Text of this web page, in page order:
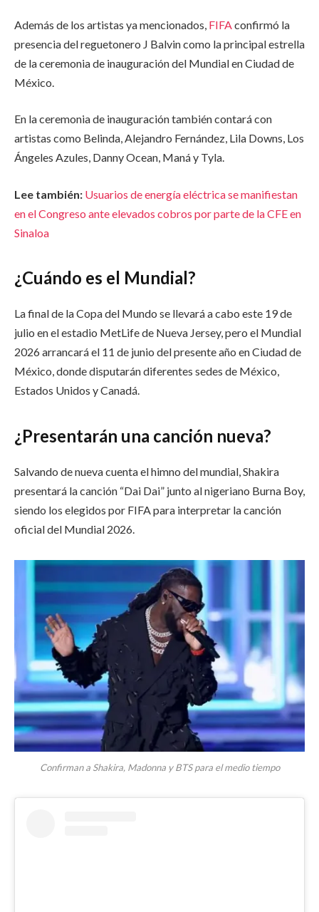
Además de los artistas ya mencionados, FIFA confirmó la
presencia del reguetonero J Balvin como la principal estrella
de la ceremonia de inauguración del Mundial en Ciudad de
México.
En la ceremonia de inauguración también contará con
artistas como Belinda, Alejandro Fernández, Lila Downs, Los
Ángeles Azules, Danny Ocean, Maná y Tyla.
Lee también: Usuarios de energía eléctrica se manifiestan
en el Congreso ante elevados cobros por parte de la CFE en
Sinaloa
¿Cuándo es el Mundial?
La final de la Copa del Mundo se llevará a cabo este 19 de
julio en el estadio MetLife de Nueva Jersey, pero el Mundial
2026 arrancará el 11 de junio del presente año en Ciudad de
México, donde disputarán diferentes sedes de México,
Estados Unidos y Canadá.
¿Presentarán una canción nueva?
Salvando de nueva cuenta el himno del mundial, Shakira
presentará la canción “Dai Dai” junto al nigeriano Burna Boy,
siendo los elegidos por FIFA para interpretar la canción
oficial del Mundial 2026.
Confirman a Shakira, Madonna y BTS para el medio tiempo